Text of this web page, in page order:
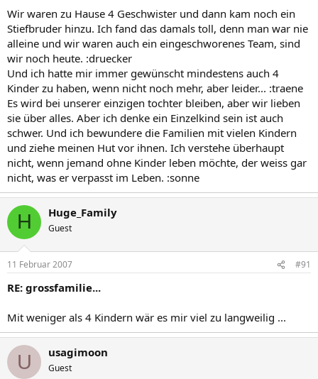
Wir waren zu Hause 4 Geschwister und dann kam noch ein
Stiefbruder hinzu. Ich fand das damals toll, denn man war nie
alleine und wir waren auch ein eingeschworenes Team, sind
wir noch heute. :druecker
Und ich hatte mir immer gewünscht mindestens auch 4
Kinder zu haben, wenn nicht noch mehr, aber leider... :traene
Es wird bei unserer einzigen tochter bleiben, aber wir lieben
sie über alles. Aber ich denke ein Einzelkind sein ist auch
schwer. Und ich bewundere die Familien mit vielen Kindern
und ziehe meinen Hut vor ihnen. Ich verstehe überhaupt
nicht, wenn jemand ohne Kinder leben möchte, der weiss gar
nicht, was er verpasst im Leben. :sonne
H Huge_Family
Guest
11 Februar 2007 #91
RE: grossfamilie...
Mit weniger als 4 Kindern wär es mir viel zu langweilig ...
U usagimoon
Guest